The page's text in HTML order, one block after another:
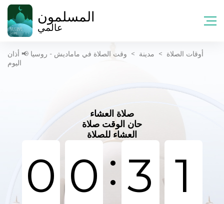
المسلمون
عالمي
أوقات الصلاة > مدينة > وقت الصلاة في ماماديش - روسيا 📢 أذان
اليوم
صلاة العشاء
حان الوقت صلاة
العشاء للصلاة
0 0: 3 1